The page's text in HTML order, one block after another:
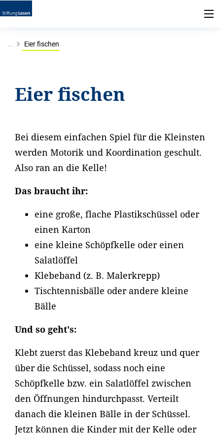
... Eier fischen
Eier fischen
Bei diesem einfachen Spiel für die Kleinsten
werden Motorik und Koordination geschult.
Also ran an die Kelle!
Das braucht ihr:
eine große, flache Plastikschüssel oder
einen Karton
eine kleine Schöpfkelle oder einen
Salatlöffel
Klebeband (z. B. Malerkrepp)
Tischtennisbälle oder andere kleine
Bälle
Und so geht's:
Klebt zuerst das Klebeband kreuz und quer
über die Schüssel, sodass noch eine
Schöpfkelle bzw. ein Salatlöffel zwischen
den Öffnungen hindurchpasst. Verteilt
danach die kleinen Bälle in der Schüssel.
Jetzt können die Kinder mit der Kelle oder